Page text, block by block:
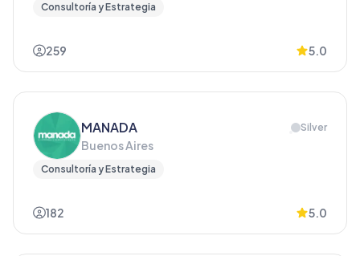
Consultoría y Estrategia
259 5.0
MANADA Silver
Buenos Aires
Consultoría y Estrategia
182 5.0